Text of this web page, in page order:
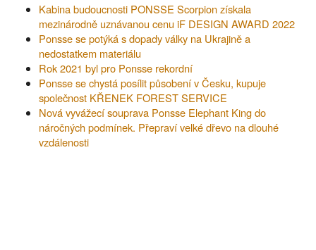
Kabina budoucnosti PONSSE Scorpion získala
mezinárodně uznávanou cenu iF DESIGN AWARD 2022
Ponsse se potýká s dopady války na Ukrajině a
nedostatkem materiálu
Rok 2021 byl pro Ponsse rekordní
Ponsse se chystá posílit působení v Česku, kupuje
společnost KŘENEK FOREST SERVICE
Nová vyvážecí souprava Ponsse Elephant King do
náročných podmínek. Přepraví velké dřevo na dlouhé
vzdálenosti